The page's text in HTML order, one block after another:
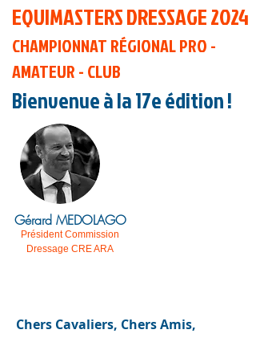
EQUIMASTERS DRESSAGE 2024
CHAMPIONNAT RÉGIONAL PRO -
AMATEUR - CLUB
Bienvenue à la 17e édition !
Gérard MEDOLAGO
Président Commission
Dressage CRE ARA
Chers Cavaliers, Chers Amis,